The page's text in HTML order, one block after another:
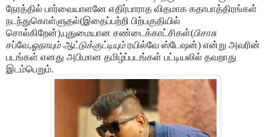
நேரத்தில் பார்வையாளனே எதிர்பாராத விதமாக கதாபாத்திரங்கள்
நடந்துகொள்ளுதல்(இதைப்பற்றி பிற்பகுதியில்
சொல்கிறேன்),புதுமையான சண்டைக்காட்சிகள்(பிசாசு
சப்வே,ஓநாயும் ஆட்டுக்குட்டியும்ரயில்வே ஸ்டேஷன்) என்று அவரின்
படங்கள் எனது அபிமான தமிழ்ப்படங்கள் பட்டியலில் தவறாது
இடம்பெறும்.